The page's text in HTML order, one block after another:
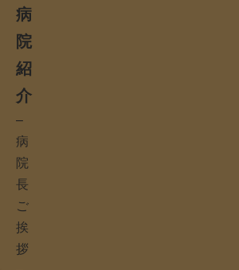
病
院
紹
介
–
病
院
長
ご
挨
拶